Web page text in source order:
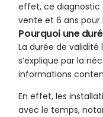
effet, ce diagnostic
vente et 6 ans pour
Pourquoi une
La durée de validité
s’explique par la
informations
En effet, les
avec le temps,